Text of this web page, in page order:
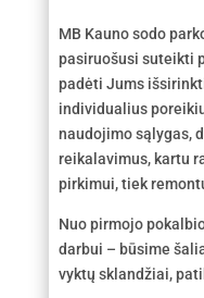
MB Kauno sodo
pasiruošusi suteikti
padėti Jums
individualius
naudojimo sąlygas,
reikalavimus, kartu
pirkimui, tiek
Nuo pirmojo
darbui – būsime
vyktų sklandžiai,